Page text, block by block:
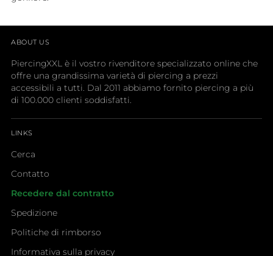
ABOUT US
PiercingXXL è il vostro rivenditore specializzato online che
offre una grandissima varietà di piercing a prezzi
accessibili a tutti. Dal 2011 abbiamo fornito piercing a più
di 100.000 clienti soddisfatti.
LINKS
Cerca
Contatto
Recedere dal contratto
Spedizione
Politiche di rimborso
Informativa sulla privacy